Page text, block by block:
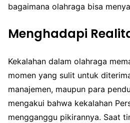
bagaimana olahraga bisa
Menghadapi
Kekalahan dalam olahraga
momen yang sulit untuk
manajemen, maupun para
mengakui bahwa kekalahan
mengganggu pikirannya. Saat